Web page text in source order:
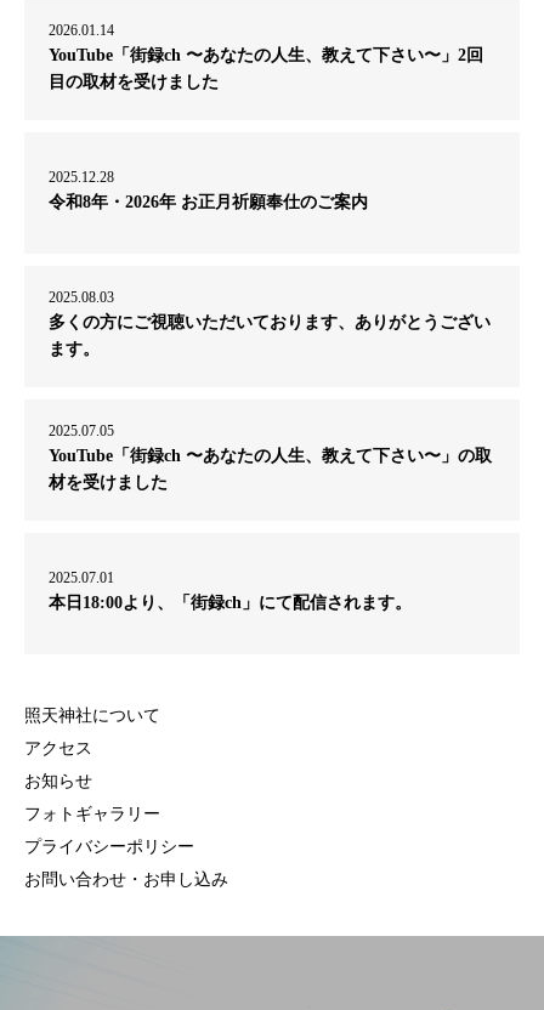
2026.01.14
YouTube「街録ch 〜あなたの人生、教えて下さい〜」2回
目の取材を受けました
2025.12.28
令和8年・2026年 お正月祈願奉仕のご案内
2025.08.03
多くの方にご視聴いただいております、ありがとうござい
ます。
2025.07.05
YouTube「街録ch 〜あなたの人生、教えて下さい〜」の取
材を受けました
2025.07.01
本日18:00より、「街録ch」にて配信されます。
照天神社について
アクセス
お知らせ
フォトギャラリー
プライバシーポリシー
お問い合わせ・お申し込み